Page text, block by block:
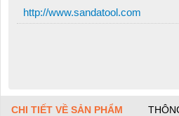
http://www.sandatool.com
CHI TIẾT VỀ SẢN PHẨM